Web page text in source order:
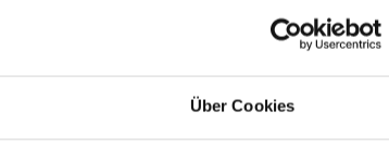
Über Cookies